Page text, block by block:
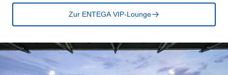
Zur ENTEGA VIP-Lounge􀄫